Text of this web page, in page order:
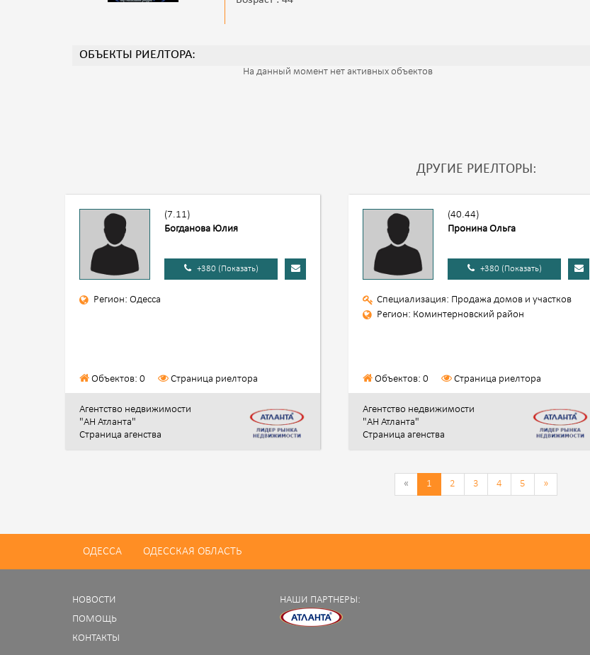
ОБЪЕКТЫ РИЕЛТОРА:
На данный момент нет активных объектов
ДРУГИЕ РИЕЛТОРЫ:
(7.11)
Богданова Юлия
+380 (Показать)
Регион: Одесса
Объектов: 0 Страница риелтора
Агентство недвижимости
"АН Атланта"
Страница агенства
(40.44)
Пронина Ольга
+380 (Показать)
Специализация: Продажа домов и участков
Регион: Коминтерновский район
Объектов: 0 Страница риелтора
Агентство недвижимости
"АН Атланта"
Страница агенства
« 1 2 3 4 5 »
ОДЕССА ОДЕССКАЯ ОБЛАСТЬ
НОВОСТИ
ПОМОЩЬ
КОНТАКТЫ
НАШИ ПАРТНЕРЫ: